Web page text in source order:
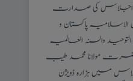
اجلاس کی صدارت
پاکستان و
والسنہ العالمیہ
مولانا محمد طیب
میں ہزارہ ڈویژن